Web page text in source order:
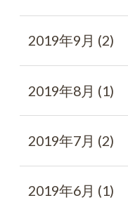
2019年9月 (2)
2019年8月 (1)
2019年7月 (2)
2019年6月 (1)